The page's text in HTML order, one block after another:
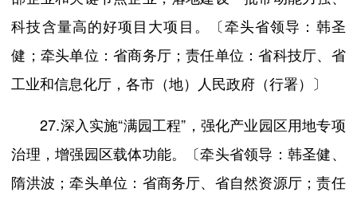
科技含量高的好项目大项目。〔牵头省领导：韩圣
健；牵头单位：省商务厅；责任单位：省科技厅、省
工业和信息化厅，各市（地）人民政府（行署）〕
27.深入实施“满园工程”，强化产业园区用地专项
治理，增强园区载体功能。〔牵头省领导：韩圣健、
隋洪波；牵头单位：省商务厅、省自然资源厅；责任